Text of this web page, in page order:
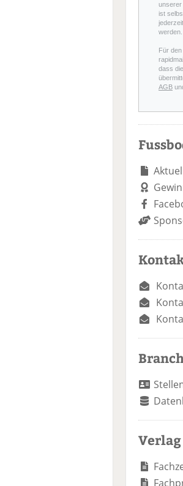
unserer
ist
werden.
Für
dass
AGB
Verlag